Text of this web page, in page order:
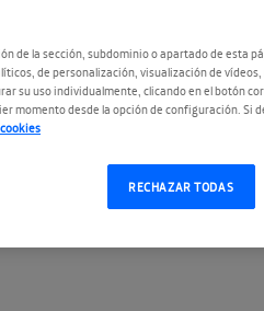
de la sección, subdominio o apartado de esta
de personalización, visualización de
su uso individualmente, clicando en el botón
momento desde la opción de configuración. Si
RECHAZAR TODAS